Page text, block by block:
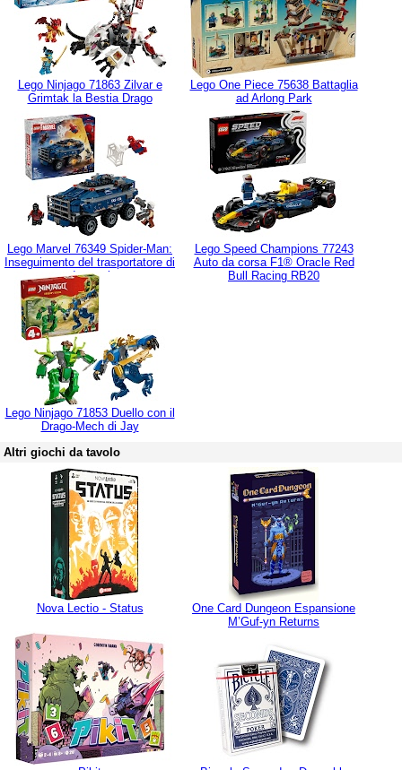
Lego Ninjago 71863 Zilvar e
Grimtak la Bestia Drago
Lego One Piece 75638 Battaglia
ad Arlong Park
Lego Marvel 76349 Spider-Man:
Inseguimento del trasportatore di
detenuti
Lego Speed Champions 77243
Auto da corsa F1® Oracle Red
Bull Racing RB20
Lego Ninjago 71853 Duello con il
Drago-Mech di Jay
Altri giochi da tavolo
Nova Lectio - Status
One Card Dungeon Espansione
M’Guf-yn Returns